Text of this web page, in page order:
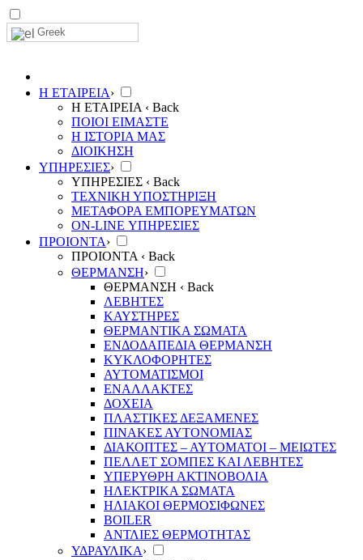
Greek
Η ΕΤΑΙΡΕΙΑ›
Η ΕΤΑΙΡΕΙΑ ‹ Back
ΠΟΙΟΙ ΕΙΜΑΣΤΕ
Η ΙΣΤΟΡΙΑ ΜΑΣ
ΔΙΟΙΚΗΣΗ
ΥΠΗΡΕΣΙΕΣ›
ΥΠΗΡΕΣΙΕΣ ‹ Back
ΤΕΧΝΙΚΗ ΥΠΟΣΤΗΡΙΞΗ
ΜΕΤΑΦΟΡΑ ΕΜΠΟΡΕΥΜΑΤΩΝ
ON-LINE ΥΠΗΡΕΣΙΕΣ
ΠΡΟΙΟΝΤΑ›
ΠΡΟΙΟΝΤΑ ‹ Back
ΘΕΡΜΑΝΣΗ›
ΘΕΡΜΑΝΣΗ ‹ Back
ΛΕΒΗΤΕΣ
ΚΑΥΣΤΗΡΕΣ
ΘΕΡΜΑΝΤΙΚΑ ΣΩΜΑΤΑ
ΕΝΔΟΔΑΠΕΔΙΑ ΘΕΡΜΑΝΣΗ
ΚΥΚΛΟΦΟΡΗΤΕΣ
ΑΥΤΟΜΑΤΙΣΜΟΙ
ΕΝΑΛΛΑΚΤΕΣ
ΔΟΧΕΙΑ
ΠΛΑΣΤΙΚΕΣ ΔΕΞΑΜΕΝΕΣ
ΠΙΝΑΚΕΣ ΑΥΤΟΝΟΜΙΑΣ
ΔΙΑΚΟΠΤΕΣ – ΑΥΤΟΜΑΤΟΙ – ΜΕΙΩΤΕΣ
ΠΕΛΛΕΤ ΣΟΜΠΕΣ ΚΑΙ ΛΕΒΗΤΕΣ
ΥΠΕΡΥΘΡΗ ΑΚΤΙΝΟΒΟΛΙΑ
ΗΛΕΚΤΡΙΚΑ ΣΩΜΑΤΑ
ΗΛΙΑΚΟΙ ΘΕΡΜΟΣΙΦΩΝΕΣ
BOILER
ΑΝΤΛΙΕΣ ΘΕΡΜΟΤΗΤΑΣ
ΥΔΡΑΥΛΙΚΑ›